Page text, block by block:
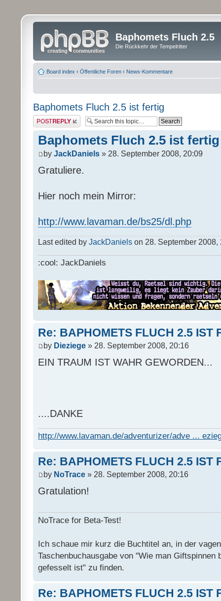
Baphomets Fluch 2.5
Die Rückkehr der Tempelritter
Board index ‹ Öffentliche Foren ‹ News-Kommentare
Baphomets Fluch 2.5 ist fertig
Post a reply
Baphomets Fluch 2.5 ist fertig
by JackDaniels » 28. September 2008, 20:09
Gratuliere.
Hier noch mein Mirror:
http://www.lavaman.de/bs25/dl.php
Last edited by JackDaniels on 28. September
:cool: JackDaniels
Re: BAPHOMETS FLUCH 2.5 IST
by Dieziege » 28. September 2008, 20:16
EIN TRAUM IST WAHR GEWORDEN...
....DANKE
http://www.lavaman.de/adventurizer/adve ...
Re: BAPHOMETS FLUCH 2.5 IST
by NoTrace » 28. September 2008, 20:16
Gratulation!
NoTrace for Beta-Test!
Ich schaue mir kurz die Buchtitel an, in der
Taschenbuchausgabe von "Wie man Giftspinnen
gefesselt ist" zu finden.
Re: BAPHOMETS FLUCH 2.5 IST